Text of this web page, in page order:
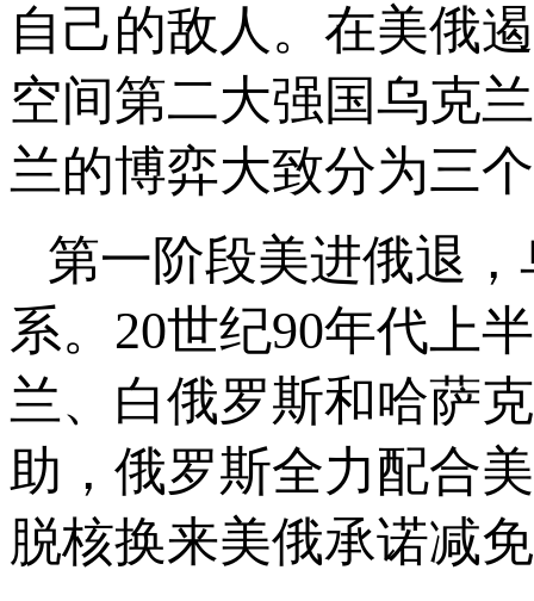
自己的敌人。在美俄
空间第二大强国乌克
兰的博弈大致分为三
第一阶段美进俄退
系。20世纪90年代上
兰、白俄罗斯和哈萨
助，俄罗斯全力配合
脱核换来美俄承诺减